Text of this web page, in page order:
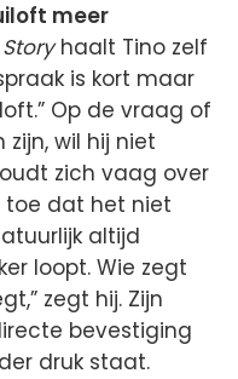
meer
Storyhaalt Tino zelf
is kort maar
Op de vraag of
wil hij niet
zich vaag over
dat het niet
altijd
loopt. Wie zegt
zegt hij. Zijn
bevestiging
druk staat.